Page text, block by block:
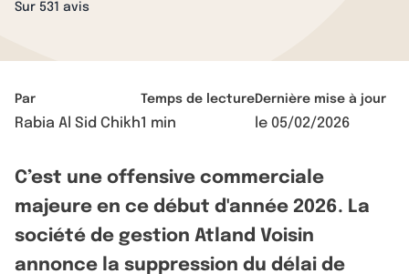
Sur 531 avis
Par
Rabia Al Sid Chikh
Temps de lecture
1 min
Dernière mise à jour
le 05/02/2026
C’est une offensive commerciale
majeure en ce début d'année 2026. La
société de gestion Atland Voisin
annonce la suppression du délai de